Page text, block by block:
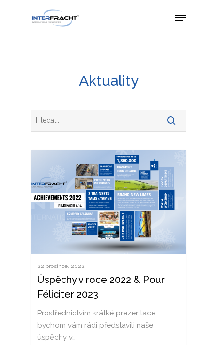
Aktuality
22 prosince, 2022
Úspěchy v roce 2022 & Pour
Féliciter 2023
Prostřednictvím krátké prezentace
bychom vám rádi představili naše
úspěchy v…